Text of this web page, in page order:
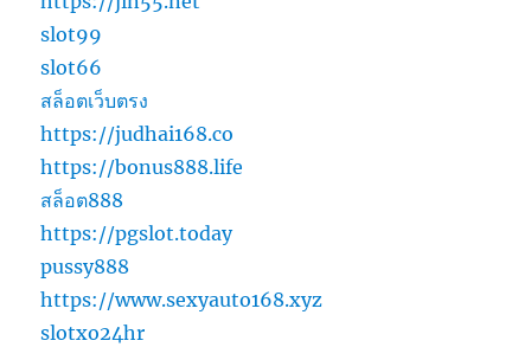
slot99
slot66
สล็อตเว็บตรง
https://judhai168.co
https://bonus888.life
สล็อต888
https://pgslot.today
pussy888
https://www.sexyauto168.xyz
slotxo24hr